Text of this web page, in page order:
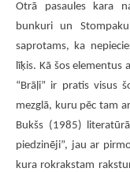
Otrā pasaules kara
bunkuri un
saprotams, ka
līķis. Kā šos elementus
“Brāļi” ir pratis visus
mezglā, kuru pēc tam
Bukšs (1985)
piedzinēji”, jau ar
kura rokrakstam